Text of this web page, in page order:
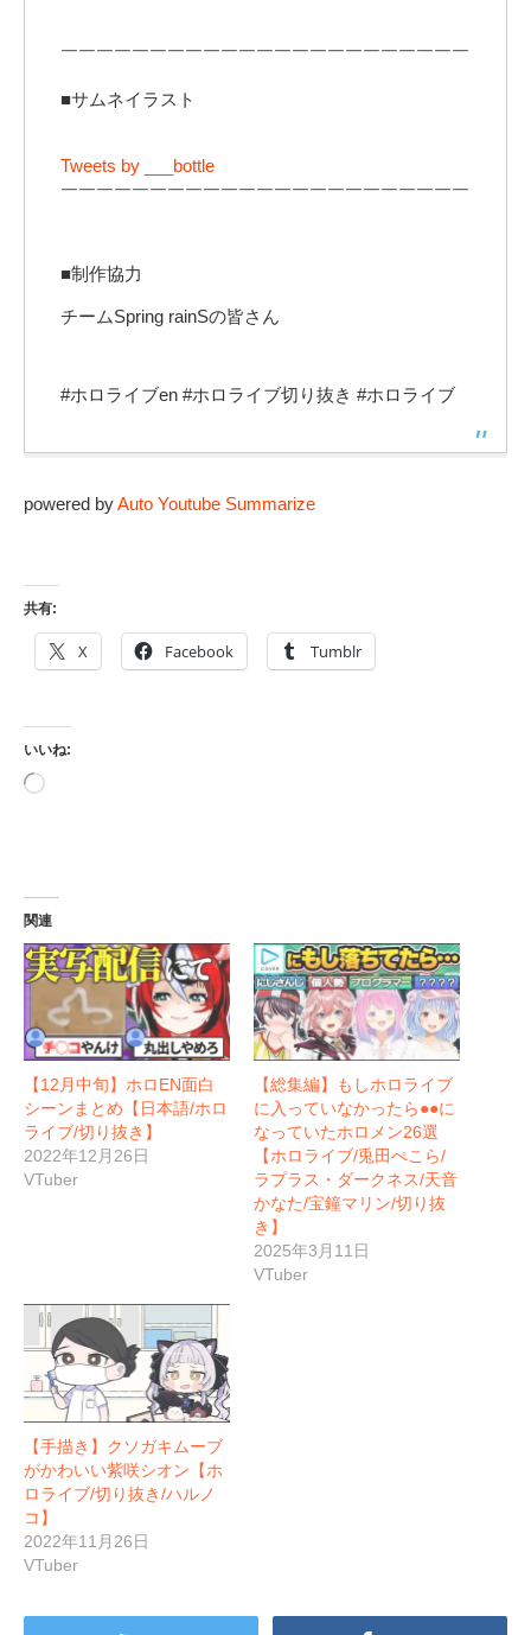
￣￣￣￣￣￣￣￣￣￣￣￣￣￣￣￣￣￣￣￣￣￣￣
■サムネイラスト
Tweets by ___bottle
￣￣￣￣￣￣￣￣￣￣￣￣￣￣￣￣￣￣￣￣￣￣￣
■制作協力
チームSpring rainSの皆さん
#ホロライブen #ホロライブ切り抜き #ホロライブ
powered byAuto Youtube Summarize
共有:
X Facebook Tumblr
いいね:
読
関連
【12月中旬】ホロEN面白
シーンまとめ【日本語/ホロ
ライブ/切り抜き】
2022年12月26日
VTuber
【総集編】もしホロライブ
に入っていなかったら●●に
なっていたホロメン26選
【ホロライブ/兎田ぺこら/
ラプラス・ダークネス/天音
かなた/宝鐘マリン/切り抜
き】
2025年3月11日
VTuber
【手描き】クソガキムーブ
がかわいい紫咲シオン【ホ
ロライブ/切り抜き/ハルノ
コ】
2022年11月26日
VTuber